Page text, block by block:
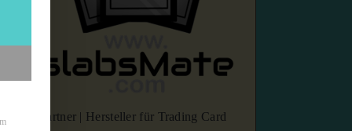
Partner | Hersteller für Trading Card